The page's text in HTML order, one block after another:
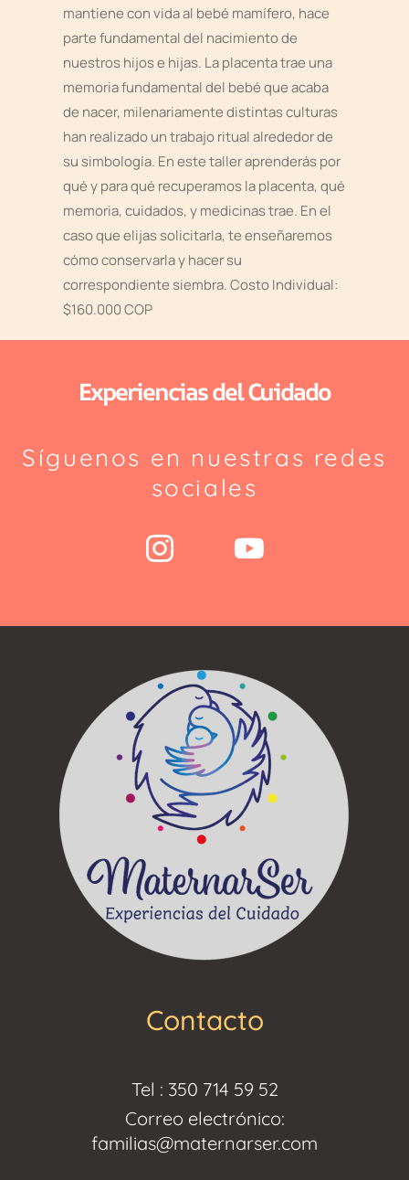
mantiene con vida al bebé mamífero, hace
parte fundamental del nacimiento de
nuestros hijos e hijas. La placenta trae una
memoria fundamental del bebé que acaba
de nacer, milenariamente distintas culturas
han realizado un trabajo ritual alrededor de
su simbología. En este taller aprenderás por
qué y para qué recuperamos la placenta, qué
memoria, cuidados, y medicinas trae. En el
caso que elijas solicitarla, te enseñaremos
cómo conservarla y hacer su
correspondiente siembra. Costo Individual:
$160.000 COP
Experiencias del Cuidado
Síguenos en nuestras redes
sociales
Contacto
Tel : 350 714 59 52
Correo electrónico:
familias@maternarser.com